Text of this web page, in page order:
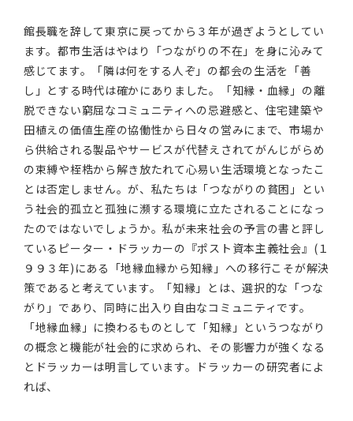
館長職を辞して東京に戻ってから３年が過ぎようとしてい
ます。都市生活はやはり「つながりの不在」を身に沁みて
感じてます。「隣は何をする人ぞ」の都会の生活を「善
し」とする時代は確かにありました。「知縁・血縁」の離
脱できない窮屈なコミュニティへの忌避感と、住宅建築や
田植えの価値生産の協働性から日々の営みにまで、市場か
ら供給される製品やサービスが代替えされてがんじがらめ
の束縛や桎梏から解き放たれて心易い生活環境となったこ
とは否定しません。が、私たちは「つながりの貧困」とい
う社会的孤立と孤独に瀕する環境に立たされることになっ
たのではないでしょうか。私が未来社会の予言の書と評し
ているピーター・ドラッカーの『ポスト資本主義社会』(１
９９３年)にある「地縁血縁から知縁」への移行こそが解決
策であると考えています。「知縁」とは、選択的な「つな
がり」であり、同時に出入り自由なコミュニティです。
「地縁血縁」に換わるものとして「知縁」というつながり
の概念と機能が社会的に求められ、その影響力が強くなる
とドラッカーは明言しています。ドラッカーの研究者によ
れば、